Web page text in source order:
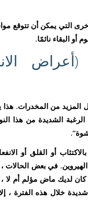
التي يمكن أن تتوقع
البقاء نائمًا.
(أعراض
المزيد من المخدرات.
الشديدة من هذا
أو القلق أو
الهيروين. في بعض
لديك ماض مؤلم أم
خلال هذه الفترة ،